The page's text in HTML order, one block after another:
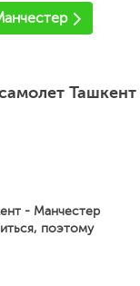
Ташкент
- Манчестер
поэтому